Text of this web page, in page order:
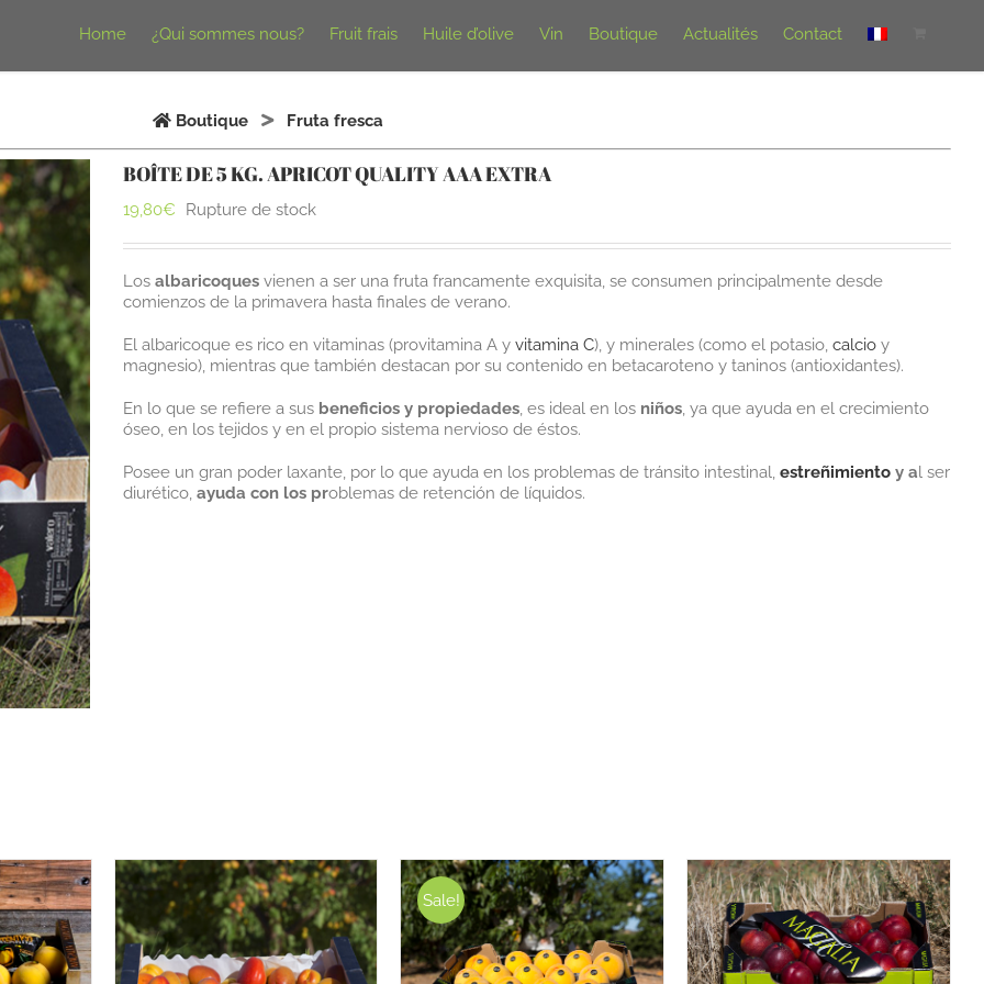
Home ¿Qui sommes nous? Fruit frais Huile d’olive Vin Boutique Actualités Contact
Boutique Fruta fresca
BOÎTE DE 5 KG. APRICOT QUALITY AAA EXTRA
19,80€ Rupture de stock
Los albaricoques vienen a ser una fruta francamente exquisita, se consumen principalmente desde
comienzos de la primavera hasta finales de verano.
El albaricoque es rico en vitaminas (provitamina A y vitamina C), y minerales (como el potasio, calcio y
magnesio), mientras que también destacan por su contenido en betacaroteno y taninos (antioxidantes).
En lo que se refiere a sus beneficios y propiedades , es ideal en los niños , ya que ayuda en el crecimiento
óseo, en los tejidos y en el propio sistema nervioso de éstos.
Posee un gran poder laxante, por lo que ayuda en los problemas de tránsito intestinal, estreñimiento y al ser
diurético, ayuda con los problemas de retención de líquidos.
Sale!